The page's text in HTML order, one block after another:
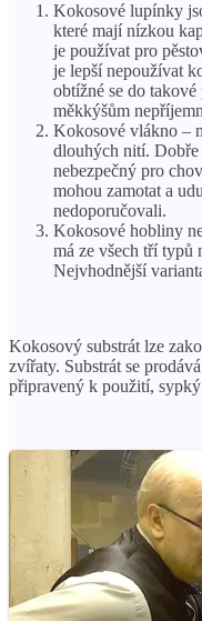
Kokosové lupínky
které mají nízkou
je používat pro
je lepší nepoužívat
obtížné se do
měkkýšům
Kokosové vlákno –
dlouhých nití. Dobře
nebezpečný pro
mohou zamotat a
nedoporučovali.
Kokosové hobliny
má ze všech tří typů
Nejvhodnější
Kokosový substrát lze
zvířaty. Substrát se
připravený k použití,